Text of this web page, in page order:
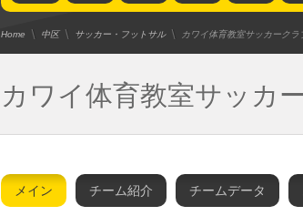
Home 中区 サッカー・フットサル カワイ体育教室サッカークラ
カワイ体育教室サッカ
メイン チーム紹介 チームデータ